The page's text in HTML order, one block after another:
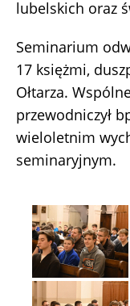
lubelskich oraz
Seminarium
17 księżmi,
Ołtarza.
przewodniczył
wieloletnim
seminaryjnym.